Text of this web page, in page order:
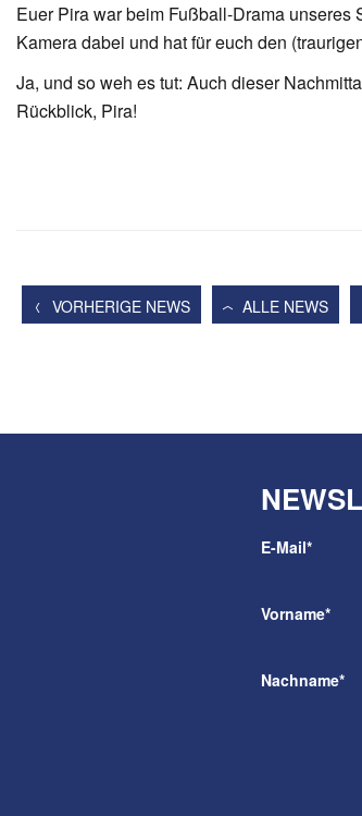
Euer Pira war beim Fußball-Drama
Kamera dabei und hat für euch den
Ja, und so weh es tut: Auch dieser
Rückblick, Pira!
VORHERIGE NEWS ALLE NEWS
E-Mail*
Vorname*
Nachname*